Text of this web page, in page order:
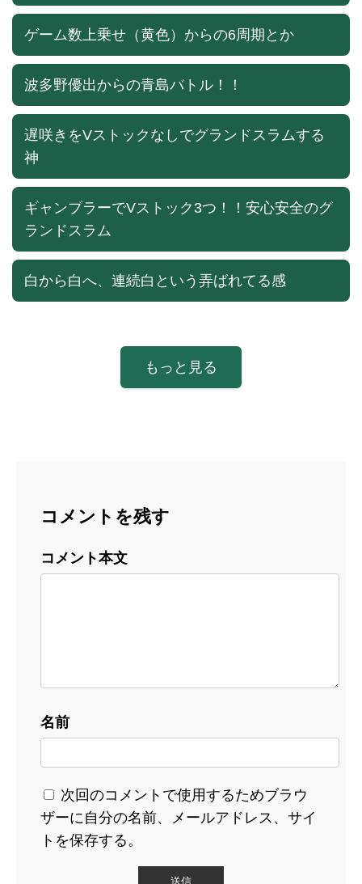
ゲーム数上乗せ（黄色）からの6周期とか
波多野優出からの青島バトル！！
遅咲きをVストックなしでグランドスラムする
神
ギャンブラーでVストック3つ！！安心安全のグ
ランドスラム
白から白へ、連続白という弄ばれてる感
もっと見る
コメントを残す
コメント本文
名前
次回のコメントで使用するためブラウ
ザーに自分の名前、メールアドレス、サイ
トを保存する。